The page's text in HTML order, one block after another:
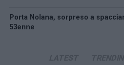
Porta Nolana, sorpreso a
53enne